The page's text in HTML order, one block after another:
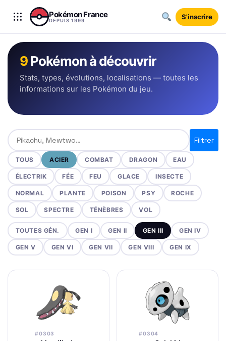
Aller au contenu
Pokémon France
DEPUIS 1999 S'inscrire
9Pokémon à découvrir
Stats, types, évolutions, localisations — toutes les
informations sur les Pokémon du jeu.
Rechercher un Pokémon
Filtrer
TOUS ACIER COMBAT DRAGON EAU
ÉLECTRIK FÉE FEU GLACE INSECTE
NORMAL PLANTE POISON PSY ROCHE
SOL SPECTRE TÉNÈBRES VOL
TOUTES GÉN. GEN I GEN II GEN III GEN IV
GEN V GEN VI GEN VII GEN VIII GEN IX
#0303 #0304